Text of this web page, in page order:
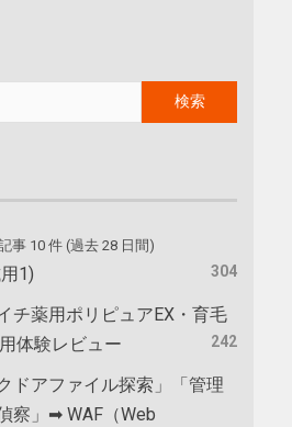
事 10 件 (過去 28 日間)
1) 304
チ薬用ポリピュアEX・育毛
体験レビュー
242
ドアファイル探索」「管理
察」➡ WAF（Web